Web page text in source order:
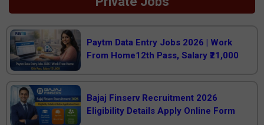
Paytm Data Entry Jobs 2026 | Work
From Home12th Pass, Salary ₹21,000
Bajaj Finserv Recruitment 2026
Eligibility Details Apply Online Form